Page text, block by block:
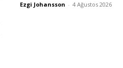
Ezgi Johansson - 4 Ağustos 2026